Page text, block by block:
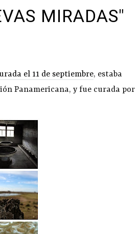
MIRADAS"
el 11 de septiembre, estaba
Panamericana, y fue curada por